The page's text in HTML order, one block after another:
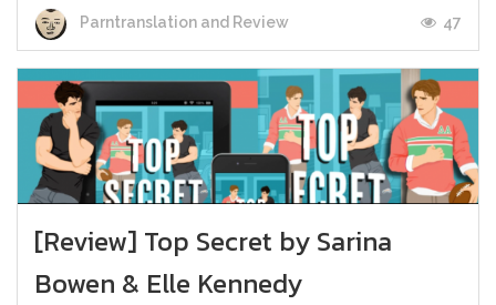
Parntranslation and Review 47
[Review] Top Secret by Sarina
Bowen & Elle Kennedy